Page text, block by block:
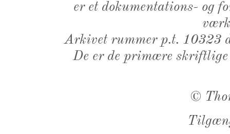
er et dokumentations- og
Arkivet rummer p.t. 10323
De er de primære
©